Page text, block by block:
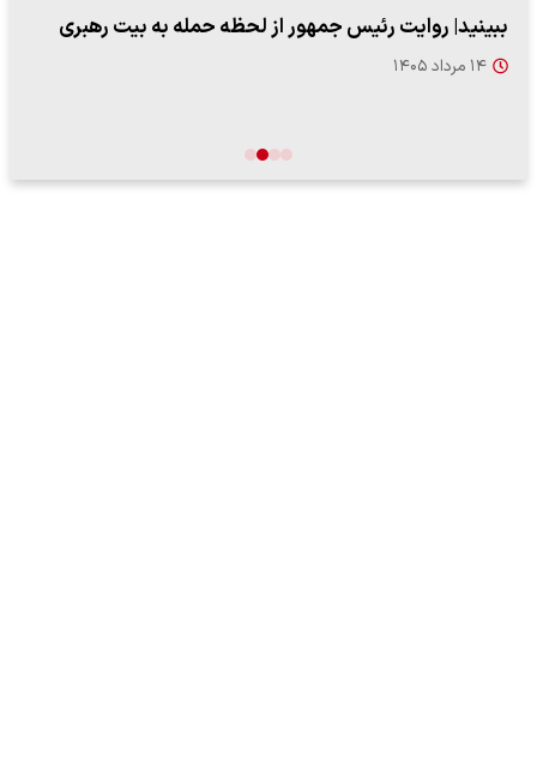
پزشکیان: از حد و حدود خودمان دفاع می‌کنیم، اما به‌دنبال
گسترش جنگ نیس…